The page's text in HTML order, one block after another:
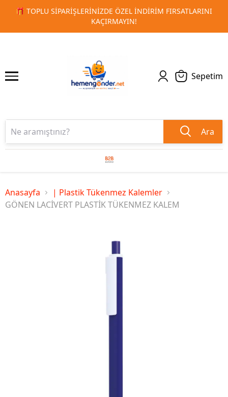
FIRSATLARINI
🚀 KURUMSAL PROMOSYON VE MATBAA
1 2
Sepetim
Ara
Anasayfa
| Plastik Tükenmez Kalemler
GÖNEN LACİVERT PLASTİK TÜKENMEZ KALEM